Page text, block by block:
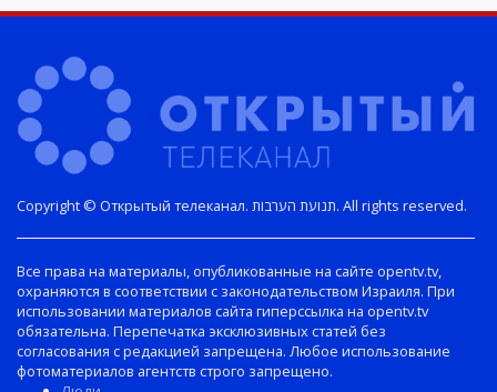
Copyright © Открытый телеканал. תנועת הערבות. All rights reserved.
Все права на материалы, опубликованные на сайте opentv.tv,
охраняются в соответствии с законодательством Израиля. При
использовании материалов сайта гиперссылка на opentv.tv
обязательна. Перепечатка эксклюзивных статей без
согласования с редакцией запрещена. Любое использование
фотоматериалов агентств строго запрещено.